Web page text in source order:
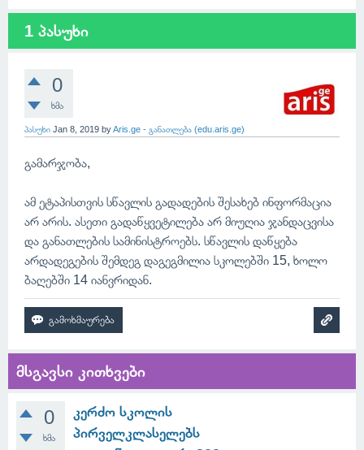
1 პასუხი
0
ხმა
პასუხი Jan 8, 2019 byAris.ge - განათლება (edu.aris.ge)
გამარჯობა,
ამ ეტაპისთვის სწავლის გადადების შესახებ ინფორმაცია
არ არის. ასეთი გადაწყვეტილება არ მიუღია ჯანდაცვისა
და განათლების სამინისტროებს. სწავლის დაწყება
არდადეგების შემდეგ დაგეგმილია სკოლებში 15, ხოლო
ბაღებში 14 იანვრიდან.
მსგავსი კითხვები
0
ხმა
კერძო სკოლის
პირველკლასელებს